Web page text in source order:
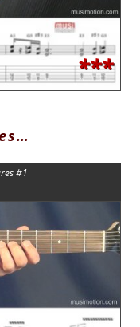
***
#1